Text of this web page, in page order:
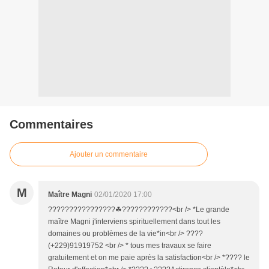
Commentaires
Ajouter un commentaire
M Maître Magni 02/01/2020 17:00
????????????????☘????????????<br /> *Le grande
maître Magni j'interviens spirituellement dans tout les
domaines ou problèmes de la vie*in<br /> ????
(+229)91919752 <br /> * tous mes travaux se faire
gratuitement et on me paie après la satisfaction<br /> *???? le